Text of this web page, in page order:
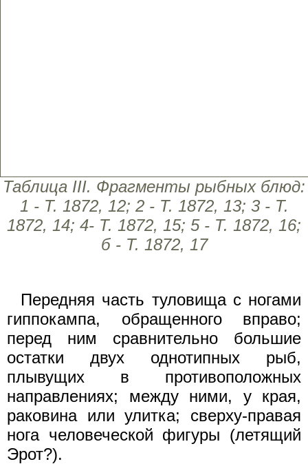
Таблица III. Фрагменты рыбных блюд:
1 - Т. 1872, 12; 2 - Т. 1872, 13; 3 - Т.
1872, 14; 4- Т. 1872, 15; 5 - Т. 1872, 16;
б - Т. 1872, 17
Передняя часть туловища с ногами
гиппокампа, обращенного вправо;
перед ним сравнительно большие
остатки двух однотипных рыб,
плывущих в противоположных
направлениях; между ними, у края,
раковина или улитка; сверху-правая
нога человеческой фигуры (летящий
Эрот?).